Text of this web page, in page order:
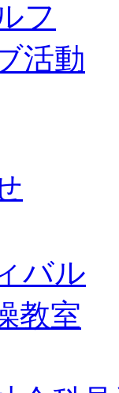
フ
活動
バル
教室